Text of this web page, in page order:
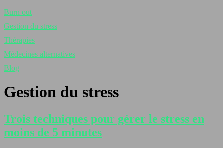
Burn out
Gestion du stress
Thérapies
Médecines alternatives
Blog
Gestion du stress
Trois techniques pour gérer le stress en
moins de 5 minutes